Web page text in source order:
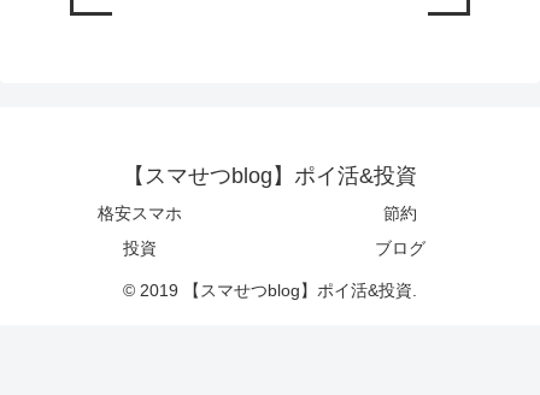
【スマせつblog】ポイ活&投資
格安スマホ
節約
投資
ブログ
© 2019 【スマせつblog】ポイ活&投資.